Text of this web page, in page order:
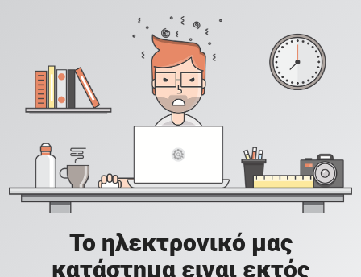
Το ηλεκτρονικό μας
κατάστημα ειναι εκτός